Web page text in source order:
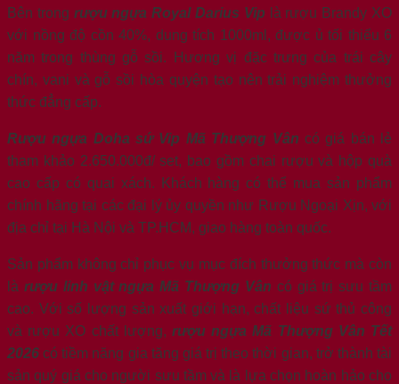
Bên trong rượu ngựa Royal Darius Vip là rượu Brandy XO
với nồng độ cồn 40%, dung tích 1000ml, được ủ tối thiểu 6
năm trong thùng gỗ sồi. Hương vị đặc trưng của trái cây
chín, vani và gỗ sồi hòa quyện tạo nên trải nghiệm thưởng
thức đẳng cấp.
Rượu ngựa Doha sứ Vip Mã Thượng Vân có giá bán lẻ
tham khảo 2.650.000đ/ set, bao gồm chai rượu và hộp quà
cao cấp có quai xách. Khách hàng có thể mua sản phẩm
chính hãng tại các đại lý ủy quyền như Rượu Ngoại Xịn, với
địa chỉ tại Hà Nội và TP.HCM, giao hàng toàn quốc.
Sản phẩm không chỉ phục vụ mục đích thưởng thức mà còn
là rượu linh vật ngựa Mã Thượng Vân có giá trị sưu tầm
cao. Với số lượng sản xuất giới hạn, chất liệu sứ thủ công
và rượu XO chất lượng, rượu ngựa Mã Thượng Vân Tết
2026 có tiềm năng gia tăng giá trị theo thời gian, trở thành tài
sản quý giá cho người sưu tầm và là lựa chọn hoàn hảo cho